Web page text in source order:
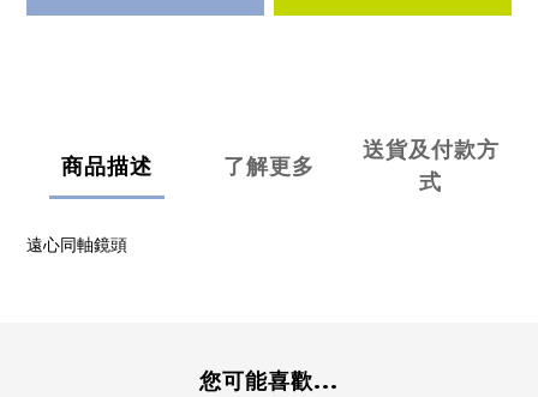
商品描述 了解更多
送貨及付款方
式
遠心同軸鏡頭
您可能喜歡...